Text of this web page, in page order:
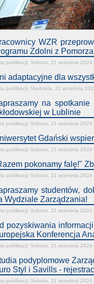
WZR
Zdolni z
publikacji: Sobota, 21 września 2024
adaptacyjne dla
publikacji: Niedziela, 22 września
na
w Lublinie
publikacji: Sobota, 21 września 2024
Gdański
publikacji: Sobota, 21 września 2024
pokonamy falę!"
publikacji: Sobota, 21 września 2024
studentów,
Wydziale Zarządzania!
publikacji: Sobota, 21 września 2024
pozyskiwania
Konferencja
publikacji: Sobota, 21 września 2024
podyplomowe
Styl i Savills -
publikacji: Sobota, 21 września 2024